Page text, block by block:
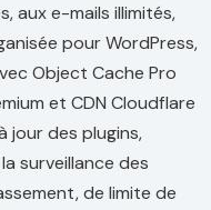
aux e-mails illimités,
pour WordPress,
Object Cache Pro
et CDN Cloudflare
jour des plugins,
surveillance des
de limite de